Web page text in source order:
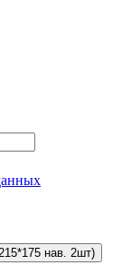
нав. 2шт)